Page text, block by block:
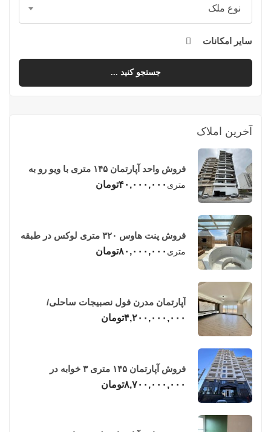
نوع ملک
سایر امکانات
جستجو کنید ...
آخرین املاک
فروش واحد آپارتمان ۱۴۵ متری با ویو رو به
دریا در فریدونکنار
متری ۴۰,۰۰۰,۰۰۰تومان
فروش پنت هاوس ۳۲۰ متری لوکس در طبقه
چهاردهم فریدونکنار
متری ۸۰,۰۰۰,۰۰۰تومان
آپارتمان مدرن فول نصبیجات ساحلی/
فریدونکنار
۴,۲۰۰,۰۰۰,۰۰۰تومان
فروش آپارتمان ۱۴۵ متری ۳ خوابه در
فریدونکنار
۸,۷۰۰,۰۰۰,۰۰۰تومان